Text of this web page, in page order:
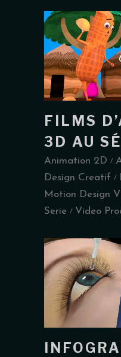
FILMS
3D AU
Animation 2D
Design Creatif
Motion Design
Serie
Video